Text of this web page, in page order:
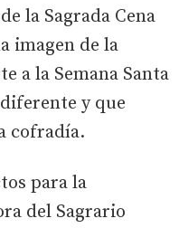
la Sagrada Cena
imagen de la
a la Semana Santa
y que
cofradía.
para la
del Sagrario